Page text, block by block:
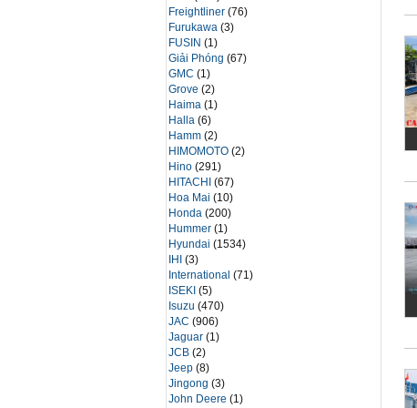
Freightliner(76)
Furukawa(3)
FUSIN(1)
Giải Phóng(67)
GMC(1)
Grove(2)
Haima(1)
Halla(6)
Hamm(2)
HIMOMOTO(2)
Hino(291)
HITACHI(67)
Hoa Mai(10)
Honda(200)
Hummer(1)
Hyundai(1534)
IHI(3)
International(71)
ISEKI(5)
Isuzu(470)
JAC(906)
Jaguar(1)
JCB(2)
Jeep(8)
Jingong(3)
John Deere(1)